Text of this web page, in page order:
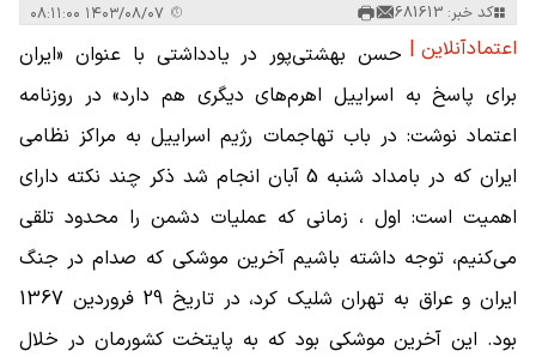
کد خبر: 681613
اعتمادآنلاین | حسن بهشتی‌پور در یادداشتی با عنوان «ایران
برای پاسخ به اسراییل اهرم‌های دیگری هم دارد» در روزنامه
اعتماد نوشت: در باب تهاجمات رژیم اسراییل به مراکز نظامی
ایران که در بامداد شنبه 5 آبان انجام شد ذکر چند نکته دارای
اهمیت است: اول ، زمانی که عملیات دشمن را محدود تلقی
می‌کنیم، توجه داشته باشیم آخرین موشکی که صدام در جنگ
ایران و عراق به تهران شلیک کرد، در تاریخ 29 فروردین 1367
بود. این آخرین موشکی بود که به پایتخت کشورمان در خلال